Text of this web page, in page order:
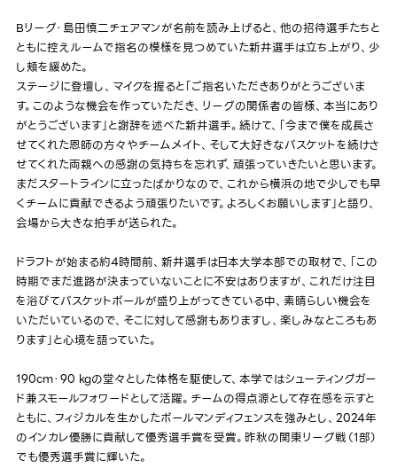
Bリーグ・島田慎二チェアマンが名前を読み上げると、他の招待選手たちと
ともに控えルームで指名の模様を見つめていた新井選手は立ち上がり、少
し頬を緩めた。
ステージに登壇し、マイクを握ると「ご指名いただきありがとうございま
す。このような機会を作っていただき、リーグの関係者の皆様、本当にあり
がとうございます」と謝辞を述べた新井選手。続けて、「今まで僕を成長さ
せてくれた恩師の方々やチームメイト、そして大好きなバスケットを続けさ
せてくれた両親への感謝の気持ちを忘れず、頑張っていきたいと思います。
まだスタートラインに立ったばかりなので、これから横浜の地で少しでも早
くチームに貢献できるよう頑張りたいです。よろしくお願いします」と語り、
会場から大きな拍手が送られた。
ドラフトが始まる約4時間前、新井選手は日本大学本部での取材で、「この
時期でまだ進路が決まっていないことに不安はありますが、これだけ注目
を浴びてバスケットボールが盛り上がってきている中、素晴らしい機会を
いただいているので、そこに対して感謝もありますし、楽しみなところもあ
ります」と心境を語っていた。
190cm・90 kgの堂々とした体格を駆使して、本学ではシューティングガー
ド兼スモールフォワードとして活躍。チームの得点源として存在感を示すと
ともに、フィジカルを生かしたボールマンディフェンスを強みとし、2024年
のインカレ優勝に貢献して優秀選手賞を受賞。昨秋の関東リーグ戦（1部）
でも優秀選手賞に輝いた。